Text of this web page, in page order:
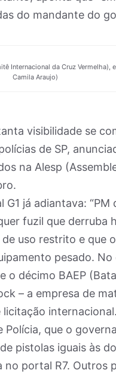
do mandante do
Internacional da Cruz Vermelha),
Camila Araujo)
visibilidade se
de SP,
na Alesp
já adiantava: “PM
fuzil que derruba
uso restrito e que
pesado.
o décimo BAEP
– a empresa de
Polícia, que o
pistolas iguais às
portal R7. Outros